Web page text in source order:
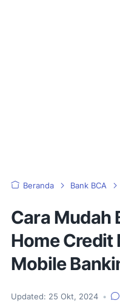
Beranda Bank BCA
Cara Mudah
Home Credit
Mobile
Updated: 25 Okt, 2024 •